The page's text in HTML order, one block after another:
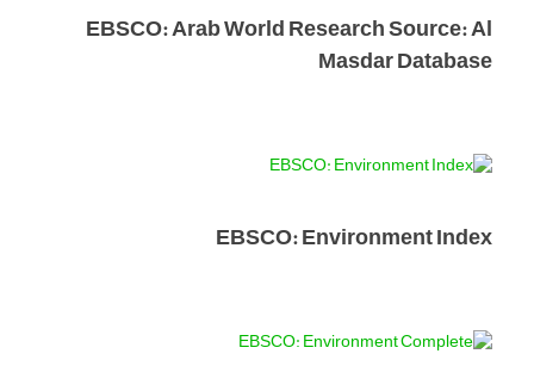
EBSCO: Arab World Research Source: Al
Masdar Database
EBSCO: Environment Index